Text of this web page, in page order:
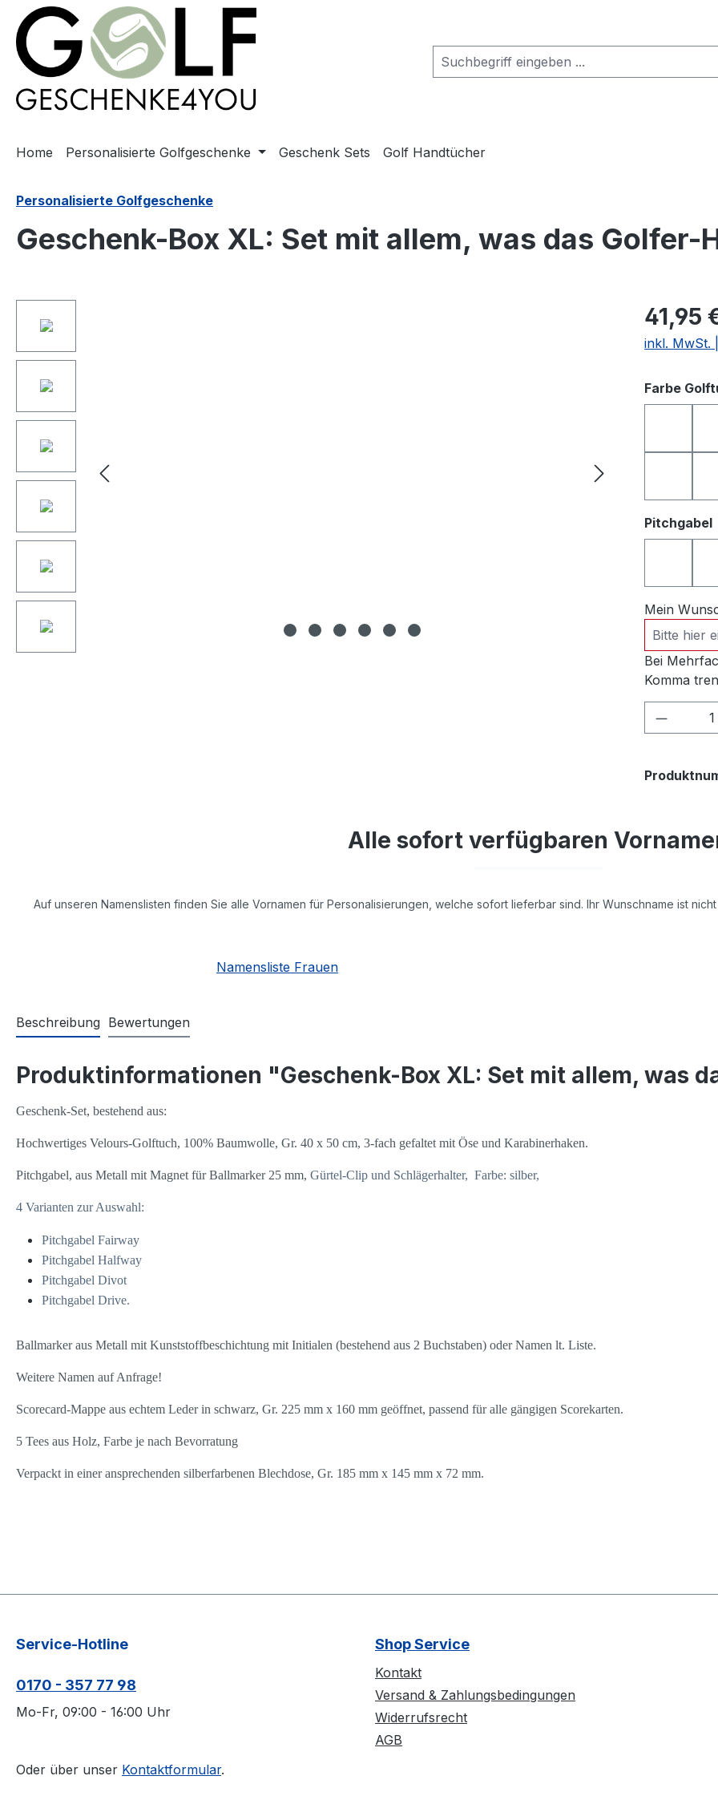
Zur Hauptnavigation springen
Home Personalisierte Golfgeschenke Geschenk Sets Golf Handtücher
Personalisierte Golfgeschenke
Geschenk-Box XL: Set mit allem, was das Golfer-
41,95
inkl. MwSt.
Farbe
Pitchgabel
Mein
Bei
Komma
Alle sofort verfügbaren
Auf unseren Namenslisten finden Sie alle Vornamen für Personalisierungen, welche sofort lieferbar sind. Ihr Wunschname ist
Namensliste Frauen
Beschreibung Bewertungen
Produktinformationen "Geschenk-Box XL: Set mit allem, was
Geschenk-Set, bestehend aus:
Hochwertiges Velours-Golftuch, 100% Baumwolle, Gr. 40 x 50 cm, 3-fach gefaltet mit Öse und Karabinerhaken.
Pitchgabel, aus Metall mit Magnet für Ballmarker 25 mm, Gürtel-Clip und Schlägerhalter, Farbe: silber,
4 Varianten zur Auswahl:
Pitchgabel Fairway
Pitchgabel Halfway
Pitchgabel Divot
Pitchgabel Drive.
Ballmarker aus Metall mit Kunststoffbeschichtung mit Initialen (bestehend aus 2 Buchstaben) oder Namen lt. Liste.
Weitere Namen auf Anfrage!
Scorecard-Mappe aus echtem Leder in schwarz, Gr. 225 mm x 160 mm geöffnet, passend für alle gängigen Scorekarten.
5 Tees aus Holz, Farbe je nach Bevorratung
Verpackt in einer ansprechenden silberfarbenen Blechdose, Gr. 185 mm x 145 mm x 72 mm.
Service-Hotline
0170 - 357 77 98
Mo-Fr, 09:00 - 16:00 Uhr
Oder über unser Kontaktformular.
Shop Service
Kontakt
Versand & Zahlungsbedingungen
Widerrufsrecht
AGB